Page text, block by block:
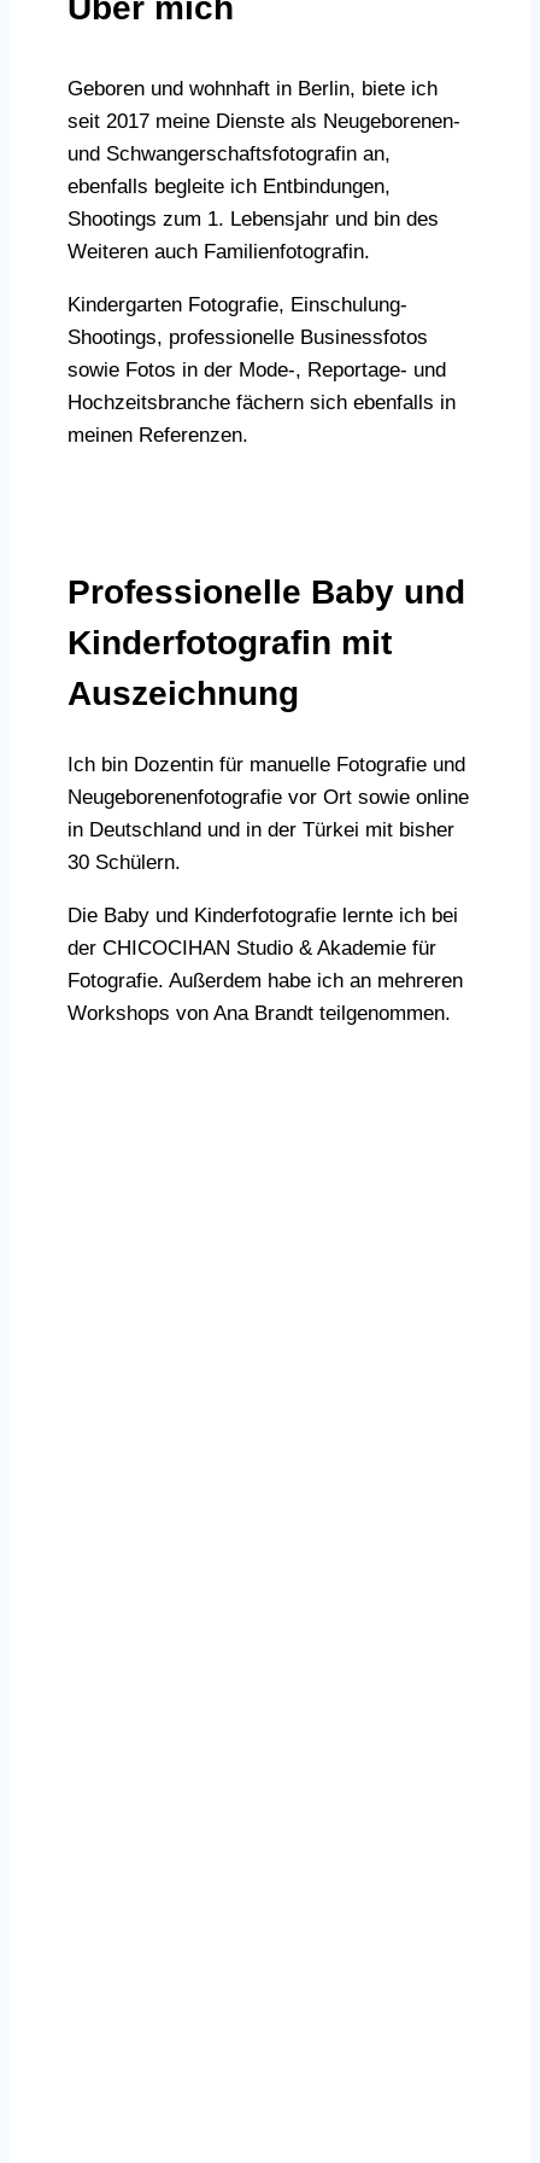
Über mich
​Geboren und wohnhaft in Berlin, biete ich
seit 2017 meine Dienste als Neugeborenen-
und Schwangerschaftsfotografin an,
ebenfalls begleite ich Entbindungen,
Shootings zum 1. Lebensjahr und bin des
Weiteren auch Familienfotografin.
Kindergarten Fotografie, Einschulung-
Shootings, professionelle Businessfotos
sowie Fotos in der Mode-, Reportage- und
Hochzeitsbranche fächern sich ebenfalls in
meinen Referenzen.
Professionelle Baby und
Kinderfotografin mit
Auszeichnung
Ich bin Dozentin für manuelle Fotografie und
Neugeborenenfotografie vor Ort sowie online
in Deutschland und in der Türkei mit bisher
30 Schülern.
Die Baby und Kinderfotografie lernte ich bei
der CHICOCIHAN Studio & Akademie für
Fotografie. Außerdem habe ich an mehreren
Workshops von Ana Brandt teilgenommen.